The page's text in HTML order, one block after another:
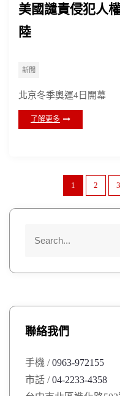
美國譴責侵犯人
陸
新聞
北京冬季奧運4日開幕
了解更多
1 2 3
f
:
聯絡我們
手機 /0963-972155
市話 /04-2233-4358